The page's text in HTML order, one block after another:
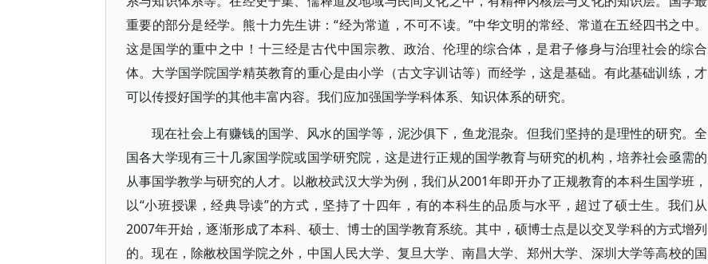
重要的部分是经学。熊十力先生讲：“经为常道，不可不读。”中华文明的常经、常道在五经四书之中。
这是国学的重中之中！十三经是古代中国宗教、政治、伦理的综合体，是君子修身与治理社会的综合
体。大学国学院国学精英教育的重心是由小学（古文字训诂等）而经学，这是基础。有此基础训练，才
可以传授好国学的其他丰富内容。我们应加强国学学科体系、知识体系的研究。
现在社会上有赚钱的国学、风水的国学等，泥沙俱下，鱼龙混杂。但我们坚持的是理性的研究。全
国各大学现有三十几家国学院或国学研究院，这是进行正规的国学教育与研究的机构，培养社会亟需的
从事国学教学与研究的人才。以敝校武汉大学为例，我们从2001年即开办了正规教育的本科生国学班，
以“小班授课，经典导读”的方式，坚持了十四年，有的本科生的品质与水平，超过了硕士生。我们从
2007年开始，逐渐形成了本科、硕士、博士的国学教育系统。其中，硕博士点是以交叉学科的方式增列
的。现在，除敝校国学院之外，中国人民大学、复旦大学、南昌大学、郑州大学、深圳大学等高校的国